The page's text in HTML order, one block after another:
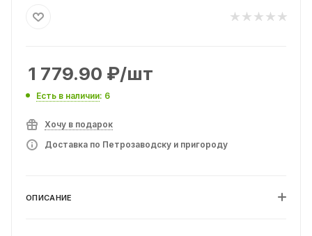
1 779.90 ₽/шт
Есть в наличии: 6
Хочу в подарок
Доставка по Петрозаводску и пригороду
ОПИСАНИЕ